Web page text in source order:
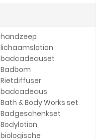
handzeep
lichaamslotion
badcadeauset
Badbom
Rietdiffuser
badcadeaus
Bath & Body Works set
Badgeschenkset
Bodylotion,
biologische